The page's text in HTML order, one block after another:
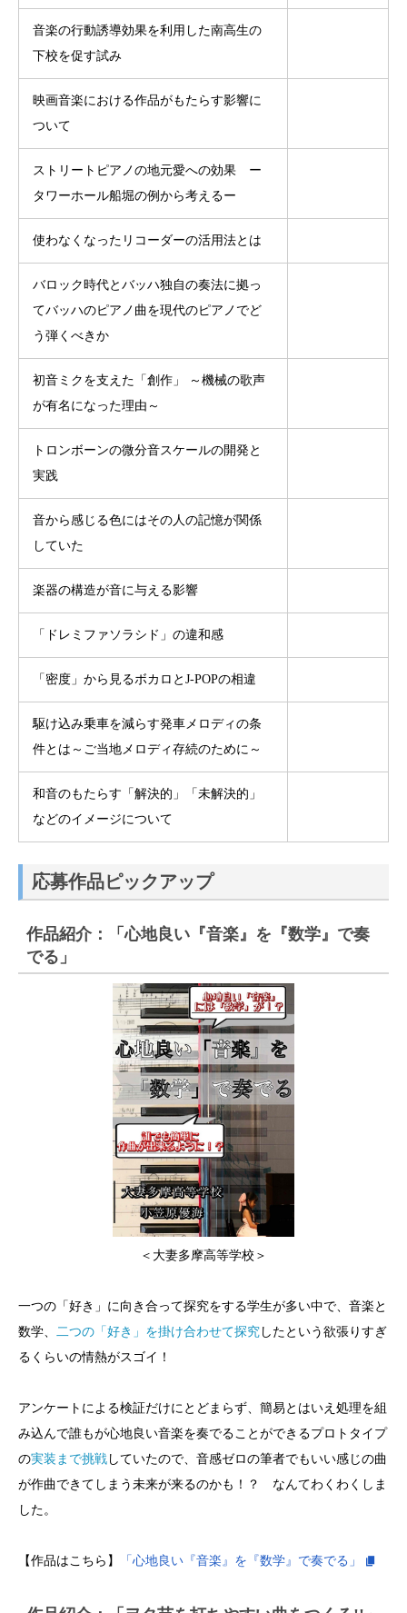
音楽の行動誘導効果を利用した南高生の
下校を促す試み
映画音楽における作品がもたらす影響に
ついて
ストリートピアノの地元愛への効果 ー
タワーホール船堀の例から考えるー
使わなくなったリコーダーの活用法とは
バロック時代とバッハ独自の奏法に拠っ
てバッハのピアノ曲を現代のピアノでど
う弾くべきか
初音ミクを支えた「創作」 ～機械の歌声
が有名になった理由～
トロンボーンの微分音スケールの開発と
実践
音から感じる色にはその人の記憶が関係
していた
楽器の構造が音に与える影響
「ドレミファソラシド」の違和感
「密度」から見るボカロとJ-POPの相違
駆け込み乗車を減らす発車メロディの条
件とは～ご当地メロディ存続のために～
和音のもたらす「解決的」「未解決的」
などのイメージについて
応募作品ピックアップ
作品紹介：「心地良い『音楽』を『数学』で奏
でる」
＜大妻多摩高等学校＞
一つの「好き」に向き合って探究をする学生が多い中で、音楽と
数学、 二つの「好き」を掛け合わせて探究 したという欲張りすぎ
るくらいの情熱がスゴイ！
アンケートによる検証だけにとどまらず、簡易とはいえ処理を組
み込んで誰もが心地良い音楽を奏でることができるプロトタイプ
の実装まで挑戦 していたので、音感ゼロの筆者でもいい感じの曲
が作曲できてしまう未来が来るのかも！？ なんてわくわくしま
した。
【作品はこちら】 「心地良い『音楽』を『数学』で奏でる」